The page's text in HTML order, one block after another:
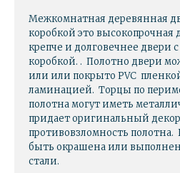
Межкомнатная деревянная
коробкой это высокопрочная
крепче и долговечнее двери
коробкой. . Полотно двери
или или покрыто PVC
ламинацией. Торцы по
полотна могут иметь
придает оригинальный
противовзломность
быть окрашена или
стали.